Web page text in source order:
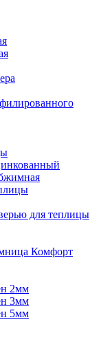
для теплицы
Комфорт
2мм
3мм
5мм